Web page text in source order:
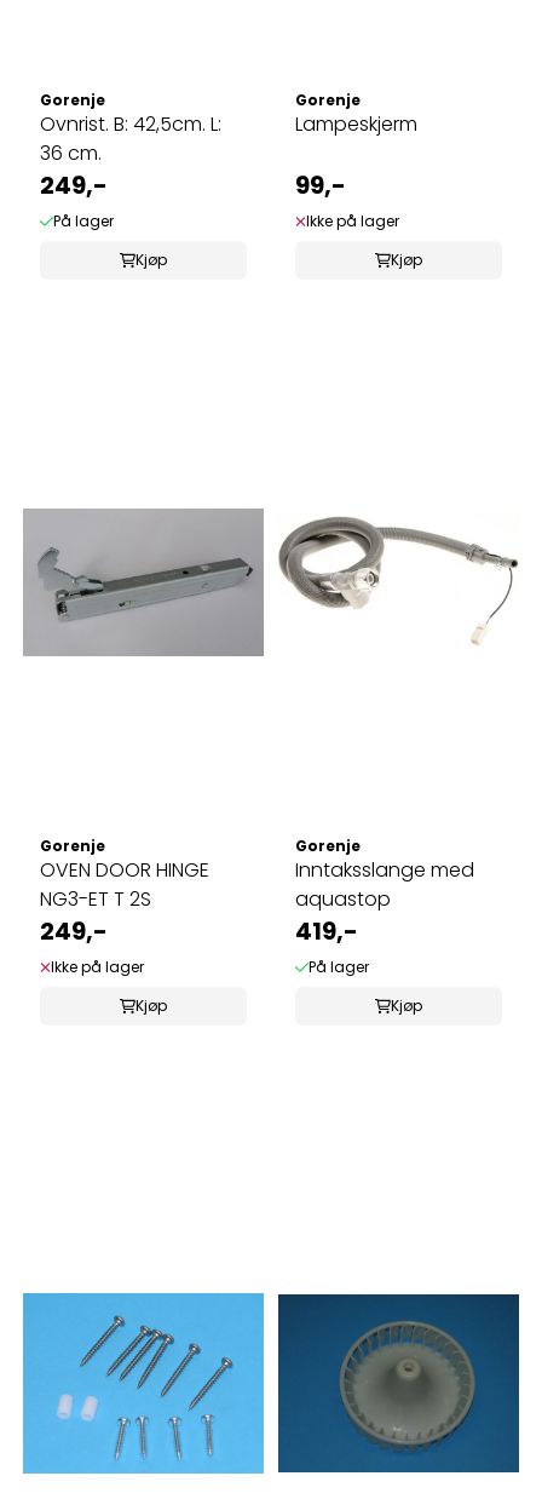
Gorenje
Ovnrist. B: 42,5cm. L:
36 cm.
249,-
På lager
Kjøp
Gorenje
Lampeskjerm
99,-
Ikke på lager
Kjøp
Gorenje
OVEN DOOR HINGE
NG3-ET T 2S
249,-
Ikke på lager
Kjøp
Gorenje
Inntaksslange med
aquastop
419,-
På lager
Kjøp